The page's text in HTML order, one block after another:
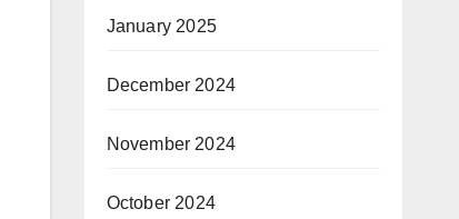
January 2025
December 2024
November 2024
October 2024